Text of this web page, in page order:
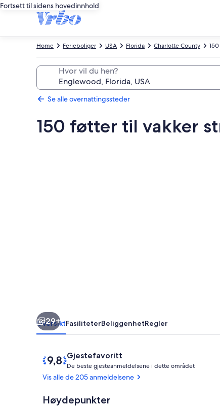
Fortsett til sidens hovedinnhold
Charlotte County
Florida
USA
Ferieboliger
Home
Hvor vil du hen?
Se alle overnattingssteder
150 føtter til vakker
29+
OversiktFasiliteterBeliggenhetRegler
Anmeldelser
Gjestefavoritt
9,8
av
10,
De beste gjesteanmeldelsene i dette området
Vis alle de 205 anmeldelsene
Høydepunkter